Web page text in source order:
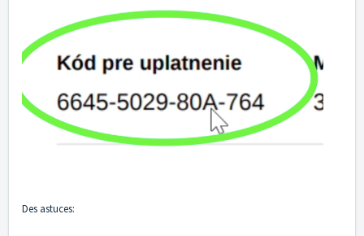
Des astuces: